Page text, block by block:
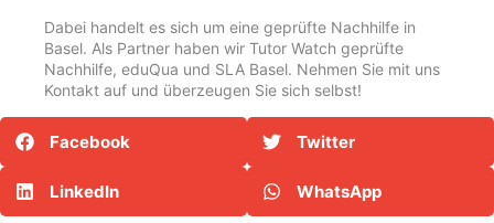
Dabei handelt es sich um eine geprüfte Nachhilfe in
Basel. Als Partner haben wir Tutor Watch geprüfte
Nachhilfe, eduQua und SLA Basel. Nehmen Sie mit uns
Kontakt auf und überzeugen Sie sich selbst!
Facebook Twitter
LinkedIn WhatsApp